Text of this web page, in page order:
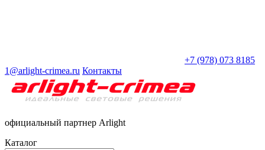
+7 (978) 073 8185
1@arlight-crimea.ru Контакты
официальный партнер Arlight
Каталог